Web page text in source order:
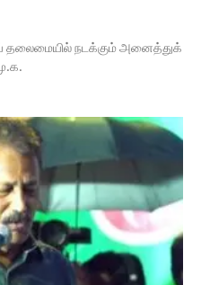
தலைமையில் நடக்கும் அனைத்துக்